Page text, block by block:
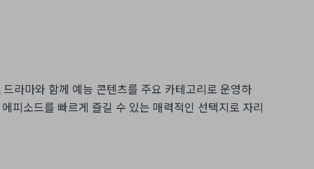
라마와 함께 예능 콘텐츠를 주요 카테고리로 운영하
피소드를 빠르게 즐길 수 있는 매력적인 선택지로 자리